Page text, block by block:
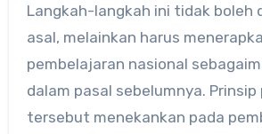
Langkah-langkah ini tidak boleh
asal, melainkan harus
pembelajaran nasional
dalam pasal sebelumnya.
tersebut menekankan pada